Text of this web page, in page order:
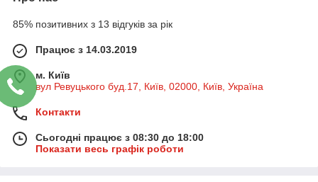
85% позитивних з 13 відгуків за рік
Працює з 14.03.2019
м. Київ
вул Ревуцького буд.17, Київ, 02000, Київ, Україна
Контакти
Сьогодні працює з 08:30 до 18:00
Показати весь графік роботи